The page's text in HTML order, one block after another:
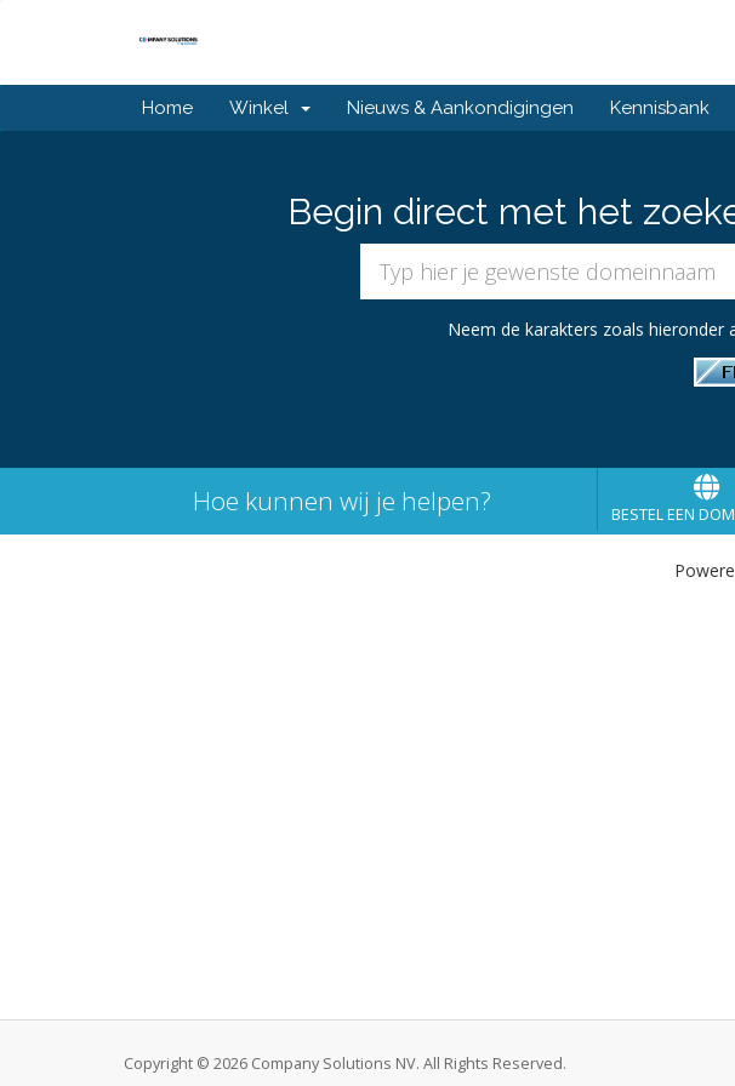
Home Winkel Nieuws & Aankondigingen Kennisbank
Begin direct met het
Neem de karakters zoals hieronder
Hoe kunnen wij je helpen? BESTEL EEN
Copyright © 2026 Company Solutions NV. All Rights Reserved.